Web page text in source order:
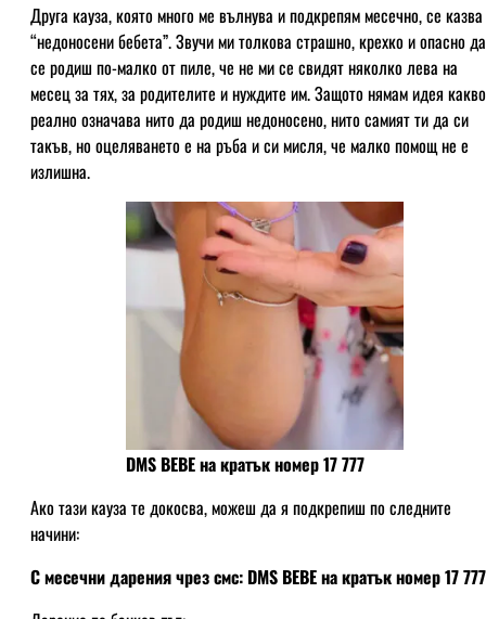
Друга кауза, която много ме вълнува и подкрепям месечно, се казва
“недоносени бебета”. Звучи ми толкова страшно, крехко и опасно да
се родиш по-малко от пиле, че не ми се свидят няколко лева на
месец за тях, за родителите и нуждите им. Защото нямам идея какво
реално означава нито да родиш недоносено, нито самият ти да си
такъв, но оцеляването е на ръба и си мисля, че малко помощ не е
излишна.
DMS BEBE на кратък номер 17 777
Ако тази кауза те докосва, можеш да я подкрепиш по следните
начини:
С месечни дарения чрез смс: DMS BEBE на кратък номер 17 777